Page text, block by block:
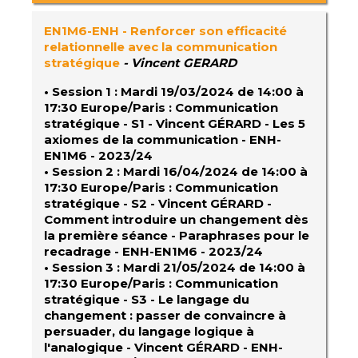
EN1M6-ENH - Renforcer son efficacité
relationnelle avec la communication
stratégique - Vincent GERARD
• Session 1 : Mardi 19/03/2024 de 14:00 à
17:30 Europe/Paris : Communication
stratégique - S1 - Vincent GÉRARD - Les 5
axiomes de la communication - ENH-
EN1M6 - 2023/24
• Session 2 : Mardi 16/04/2024 de 14:00 à
17:30 Europe/Paris : Communication
stratégique - S2 - Vincent GÉRARD -
Comment introduire un changement dès
la première séance - Paraphrases pour le
recadrage - ENH-EN1M6 - 2023/24
• Session 3 : Mardi 21/05/2024 de 14:00 à
17:30 Europe/Paris : Communication
stratégique - S3 - Le langage du
changement : passer de convaincre à
persuader, du langage logique à
l'analogique - Vincent GÉRARD - ENH-